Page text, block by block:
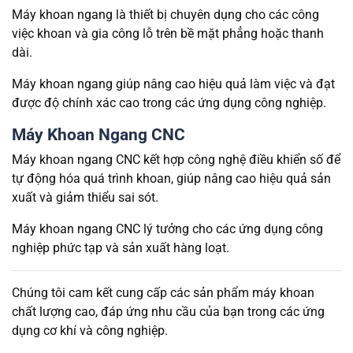
Máy khoan ngang là thiết bị chuyên dụng cho các công
việc khoan và gia công lỗ trên bề mặt phẳng hoặc thanh
dài.
Máy khoan ngang giúp nâng cao hiệu quả làm việc và đạt
được độ chính xác cao trong các ứng dụng công nghiệp.
Máy Khoan Ngang CNC
Máy khoan ngang CNC kết hợp công nghệ điều khiển số để
tự động hóa quá trình khoan, giúp nâng cao hiệu quả sản
xuất và giảm thiểu sai sót.
Máy khoan ngang CNC lý tưởng cho các ứng dụng công
nghiệp phức tạp và sản xuất hàng loạt.
Chúng tôi cam kết cung cấp các sản phẩm máy khoan
chất lượng cao, đáp ứng nhu cầu của bạn trong các ứng
dụng cơ khí và công nghiệp.